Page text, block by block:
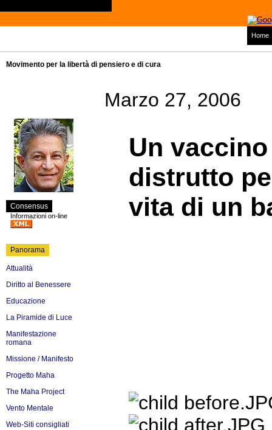
Home
Movimento per la libertà di pensiero e di cura
Consensus
Informazioni on-line
Panorama
Attualità
Diritto al Benessere
Educazione
La Piramide di Luce
Manifestazione
romana
Missione / Manifesto
Progetto Maha
The Maha Project
Vento Mentale
Web-Siti consigliati
Marzo 27, 2006
Un
distrutto
vita di un